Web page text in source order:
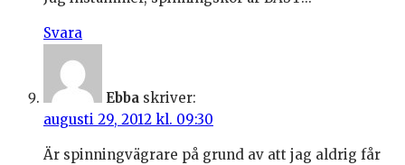
Svara
Ebba skriver:
augusti 29, 2012 kl. 09:30
Är spinningvägrare på grund av att jag aldrig får